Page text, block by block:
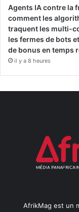
Agents IA contre la
comment les
traquent les multi-
les fermes de bots et
de bonus en temps
il y a 8 heures
AfrikMag est un